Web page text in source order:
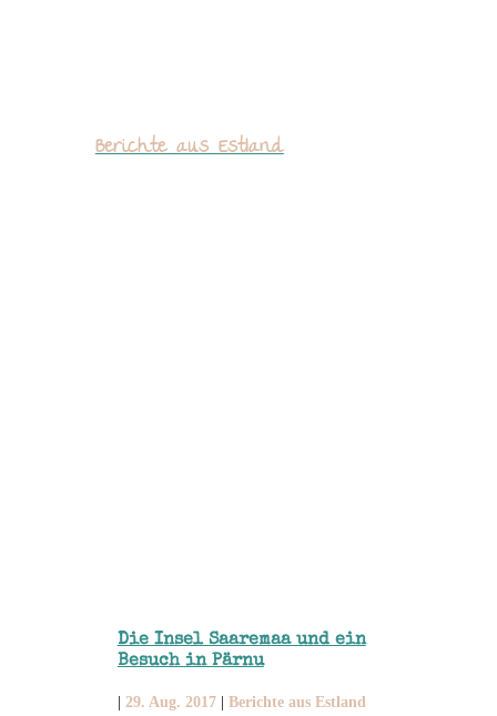
Berichte aus Estland
Die Insel Saaremaa und ein
Besuch in Pärnu
29. Aug. 2017 Berichte aus Estland